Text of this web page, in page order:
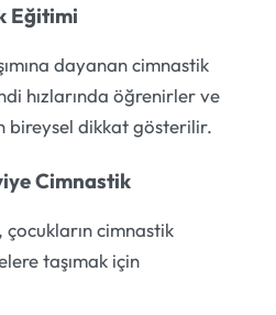
Eğitimi
dayanan cimnastik
hızlarında öğrenirler ve
bireysel dikkat gösterilir.
Cimnastik
cimnastik
taşımak için